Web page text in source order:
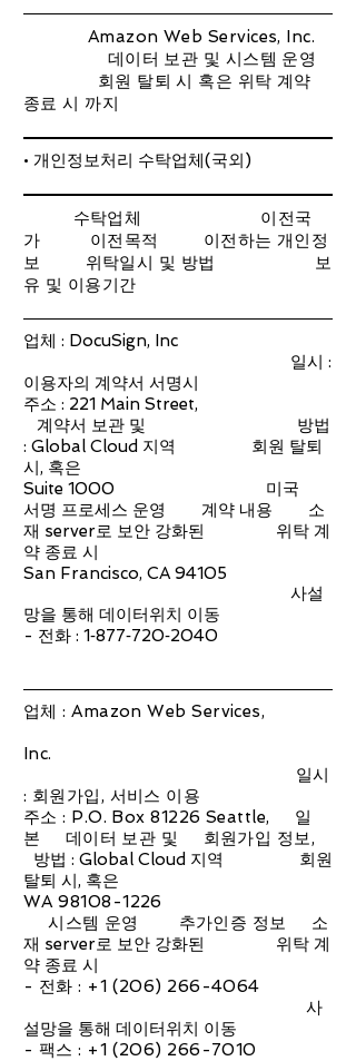
Amazon Web Services, Inc.
데이터 보관 및 시스템 운영
회원 탈퇴 시 혹은 위탁 계약
종료 시 까지
• 개인정보처리 수탁업체(국외)
수탁업체 이전국
가 이전목적 이전하는 개인정
보 위탁일시 및 방법 보
유 및 이용기간
업체 : DocuSign, Inc
일시 :
이용자의 계약서 서명시
주소 : 221 Main Street,
계약서 보관 및 방법
: Global Cloud 지역 회원 탈퇴
시, 혹은
Suite 1000 미국
서명 프로세스 운영 계약 내용 소
재 server로 보안 강화된 위탁 계
약 종료 시
San Francisco, CA 94105
사설
망을 통해 데이터위치 이동
- 전화 : 1‑877‑720‑2040
업체 : Amazon Web Services,
Inc.
일시
: 회원가입, 서비스 이용
주소 : P.O. Box 81226 Seattle, 일
본 데이터 보관 및 회원가입 정보,
방법 : Global Cloud 지역 회원
탈퇴 시, 혹은
WA98108-1226
시스템 운영 추가인증 정보 소
재 server로 보안 강화된 위탁 계
약 종료 시
- 전화 : +1 (206) 266-4064
사
설망을 통해 데이터위치 이동
- 팩스 : +1 (206) 266-7010